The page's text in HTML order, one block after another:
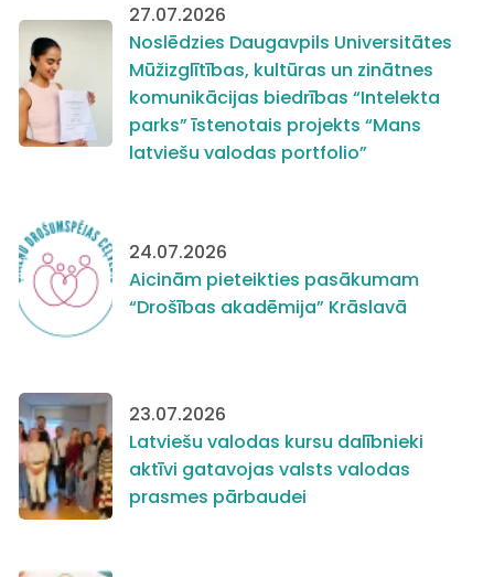
27.07.2026
Noslēdzies Daugavpils Universitātes
Mūžizglītības, kultūras un zinātnes
komunikācijas biedrības “Intelekta
parks” īstenotais projekts “Mans
latviešu valodas portfolio”
24.07.2026
Aicinām pieteikties pasākumam
“Drošības akadēmija” Krāslavā
23.07.2026
Latviešu valodas kursu dalībnieki
aktīvi gatavojas valsts valodas
prasmes pārbaudei